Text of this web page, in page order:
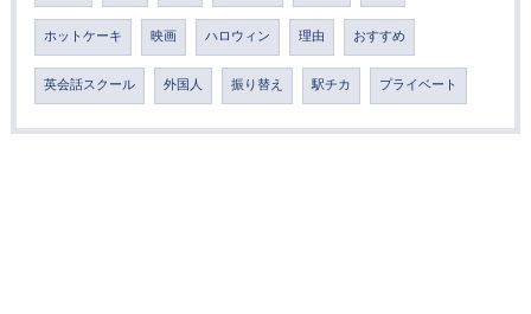
ホットケーキ 映画 ハロウィン 理由 おすすめ
英会話スクール 外国人 振り替え 駅チカ プライベート